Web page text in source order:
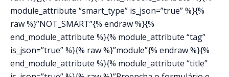
module_attribute “smart_type” is_json=”true” %}{%
raw %}”NOT_SMART”{% endraw %}{%
end_module_attribute %}{% module_attribute “tag”
is_json=”true” %}{% raw %}”module”{% endraw %}{%
end_module_attribute %}{% module_attribute “title”